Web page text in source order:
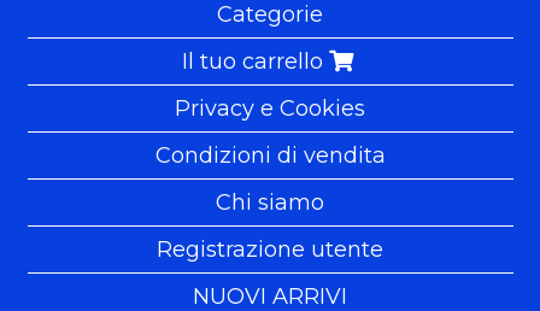
Categorie
Il tuo carrello
Privacy e Cookies
Condizioni di vendita
Chi siamo
Registrazione utente
NUOVI ARRIVI